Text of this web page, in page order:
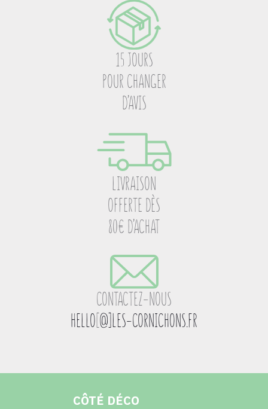
15 JOURS
POUR CHANGER
D’AVIS
LIVRAISON
OFFERTE DÈS
80€ D’ACHAT
CONTACTEZ-NOUS
HELLO[@]LES-CORNICHONS.FR
CÔTÉ DÉCO